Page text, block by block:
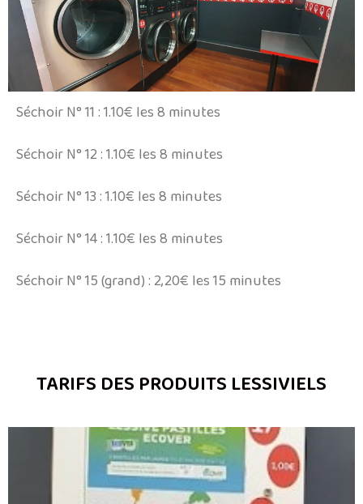
Séchoir N° 11 : 1.10€ les 8 minutes
Séchoir N° 12 : 1.10€ les 8 minutes
Séchoir N° 13 : 1.10€ les 8 minutes
Séchoir N° 14 : 1.10€ les 8 minutes
Séchoir N° 15 (grand) : 2,20€ les 15 minutes
TARIFS DES PRODUITS LESSIVIELS